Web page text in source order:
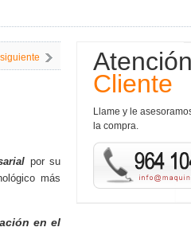
por su
más
en el
Cliente
Llame y le
la compra.